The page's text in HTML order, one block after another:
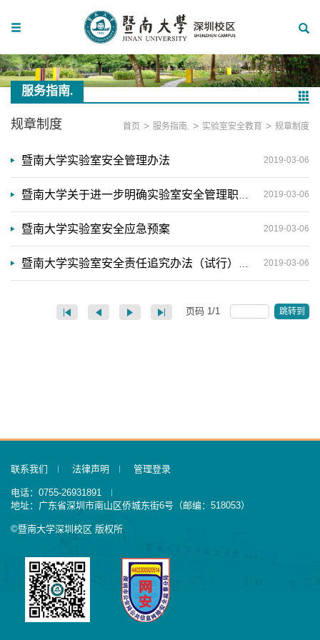
服务指南.
规章制度 首页 > 服务指南. > 实验室安全教育 > 规章制度
暨南大学实验室安全管理办法 2019-03-06
暨南大学关于进一步明确实验室安全管理职责的规定 2019-03-06
暨南大学实验室安全应急预案 2019-03-06
暨南大学实验室安全责任追究办法（试行）（暨通[2017]44号） 2019-03-06
页码 1/1 跳转到
联系我们 法律声明 管理登录
电话：0755-26931891
地址：广东省深圳市南山区侨城东街6号（邮编：518053）
©暨南大学深圳校区 版权所